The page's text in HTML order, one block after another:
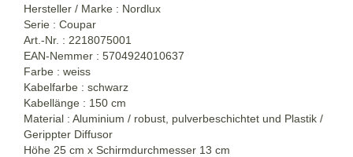
Hersteller / Marke : Nordlux
Serie : Coupar
Art.-Nr. : 2218075001
EAN-Nemmer : 5704924010637
Farbe : weiss
Kabelfarbe : schwarz
Kabellänge : 150 cm
Material : Aluminium / robust, pulverbeschichtet und Plastik /
Gerippter Diffusor
Höhe 25 cm x Schirmdurchmesser 13 cm